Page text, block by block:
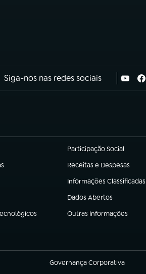
Siga-nos nas redes sociais
Participação Social
(abre em nova aba)
Receitas e Despesas
(abre em nova aba)
Informações Classificadas
(abre em nova aba)
Dados Abertos
(abre em nova aba)
Outras Informações
(abre em nova aba)
Governança Corporativa
(abre em nova aba)